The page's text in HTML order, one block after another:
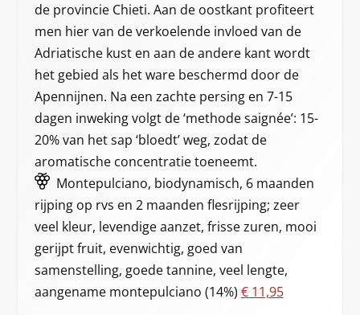
de provincie Chieti. Aan de oostkant profiteert
men hier van de verkoelende invloed van de
Adriatische kust en aan de andere kant wordt
het gebied als het ware beschermd door de
Apennijnen. Na een zachte persing en 7-15
dagen inweking volgt de ‘methode saignée’: 15-
20% van het sap ‘bloedt’ weg, zodat de
aromatische concentratie toeneemt.
Montepulciano, biodynamisch, 6 maanden
rijping op rvs en 2 maanden flesrijping; zeer
veel kleur, levendige aanzet, frisse zuren, mooi
gerijpt fruit, evenwichtig, goed van
samenstelling, goede tannine, veel lengte,
aangename montepulciano (14%) € 11,95